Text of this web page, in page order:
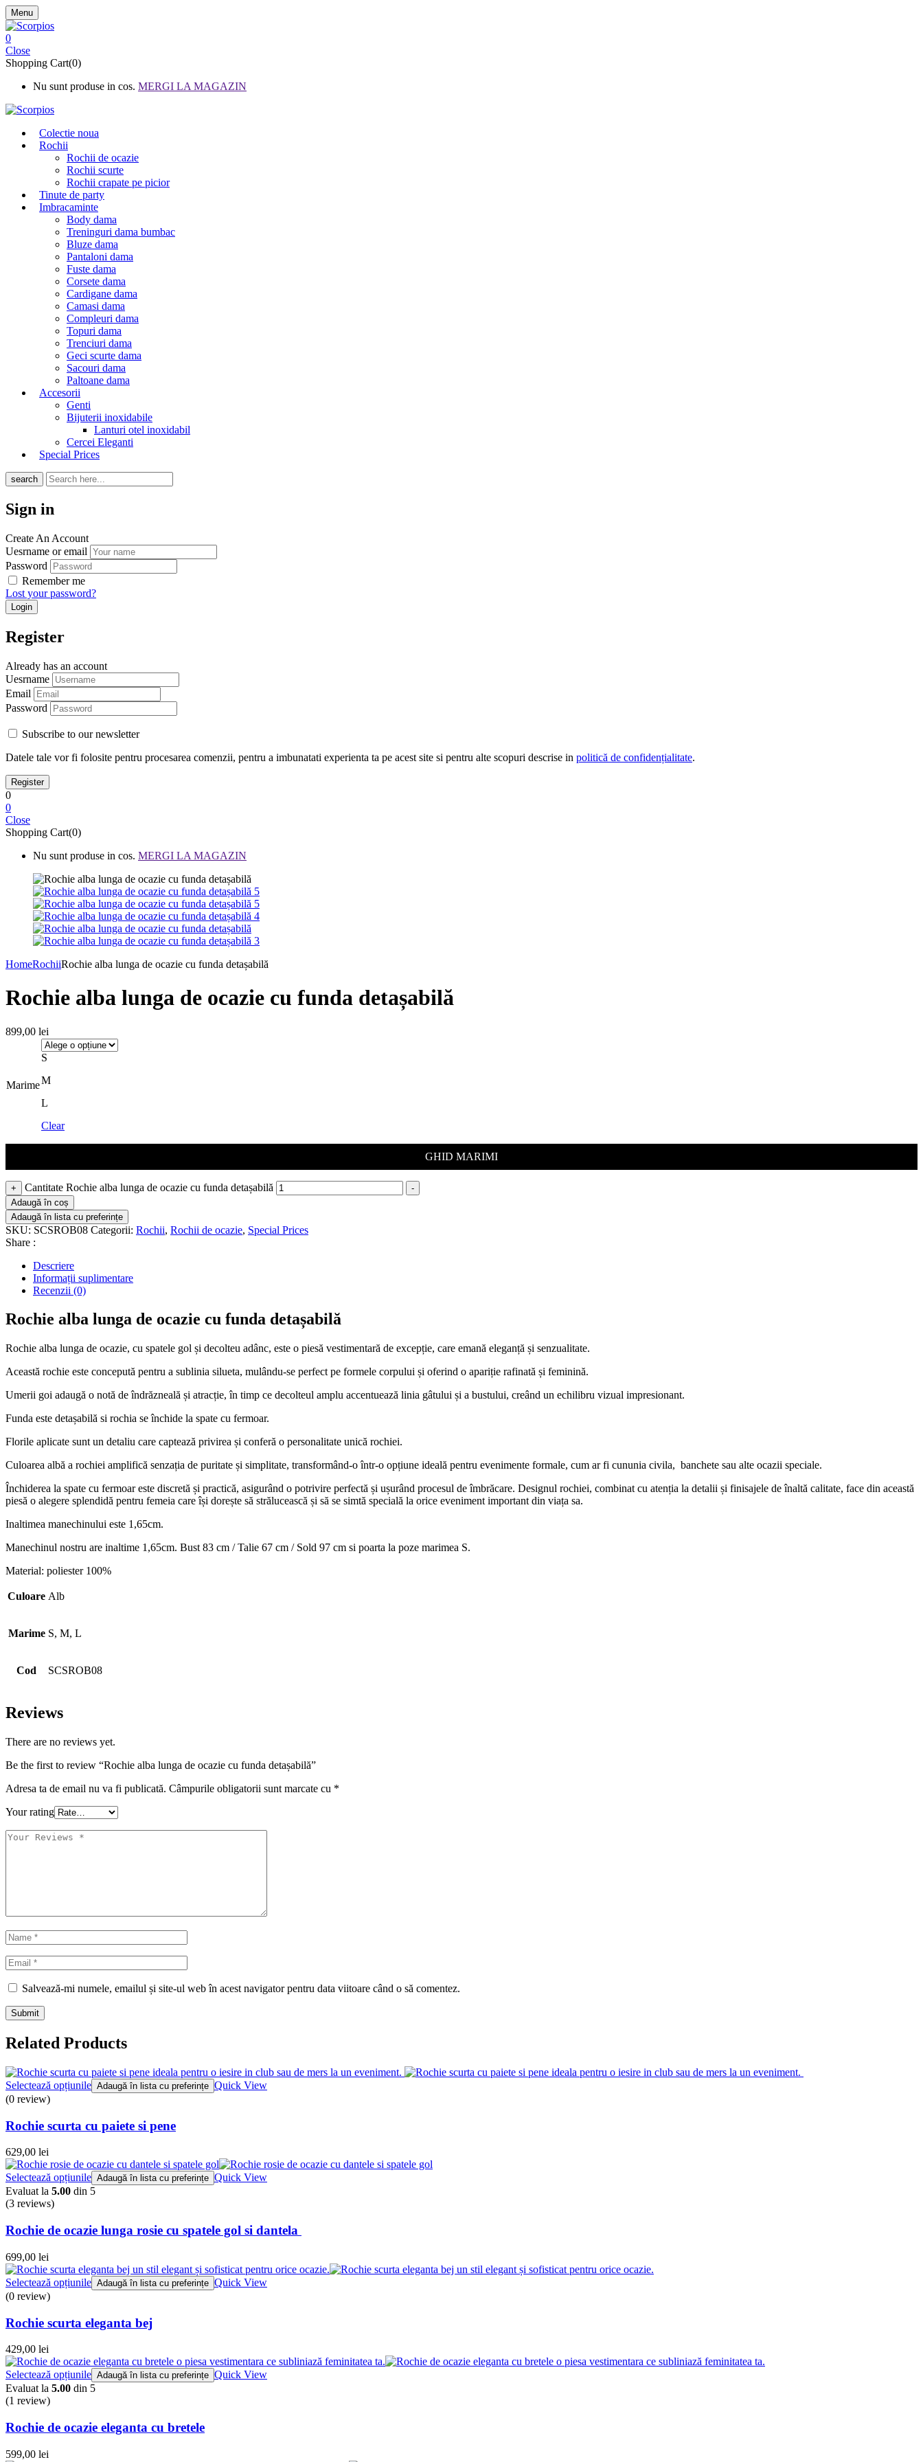
Menu
0
Close
Shopping Cart(0)
Nu sunt produse in cos. MERGI LA MAGAZIN
Colectie noua
Rochii
Rochii de ocazie
Rochii scurte
Rochii crapate pe picior
Tinute de party
Imbracaminte
Body dama
Treninguri dama bumbac
Bluze dama
Pantaloni dama
Fuste dama
Corsete dama
Cardigane dama
Camasi dama
Compleuri dama
Topuri dama
Trenciuri dama
Geci scurte dama
Sacouri dama
Paltoane dama
Accesorii
Genti
Bijuterii inoxidabile
Lanturi otel inoxidabil
Cercei Eleganti
Special Prices
search
Sign in
Create An Account
Uesrname or email
Password
Remember me
Lost your password?
Register
Already has an account
Uesrname
Email
Password
Subscribe to our newsletter
Datele tale vor fi folosite pentru procesarea comenzii, pentru a imbunatati experienta ta pe acest site si pentru alte scopuri descrise in politică de confidențialitate.
0
0
Close
Shopping Cart(0)
Nu sunt produse in cos. MERGI LA MAGAZIN
HomeRochiiRochie alba lunga de ocazie cu funda detașabilă
Rochie alba lunga de ocazie cu funda detașabilă
899,00 lei
Marime
S
M
L
Clear
GHID MARIMI
+ Cantitate Rochie alba lunga de ocazie cu funda detașabilă
-
Adaugă în coș
Adaugă în lista cu preferințe
SKU: SCSROB08 Categorii: Rochii, Rochii de ocazie, Special Prices
Share :
Descriere
Informații suplimentare
Recenzii (0)
Rochie alba lunga de ocazie cu funda detașabilă
Rochie alba lunga de ocazie, cu spatele gol și decolteu adânc, este o piesă vestimentară de excepție, care emană eleganță și senzualitate.
Această rochie este concepută pentru a sublinia silueta, mulându-se perfect pe formele corpului și oferind o apariție rafinată și feminină.
Umerii goi adaugă o notă de îndrăzneală și atracție, în timp ce decolteul amplu accentuează linia gâtului și a bustului, creând un echilibru vizual impresionant.
Funda este detașabilă si rochia se închide la spate cu fermoar.
Florile aplicate sunt un detaliu care captează privirea și conferă o personalitate unică rochiei.
Culoarea albă a rochiei amplifică senzația de puritate și simplitate, transformând-o într-o opțiune ideală pentru evenimente formale, cum ar fi cununia civila, banchete sau alte ocazii speciale.
Închiderea la spate cu fermoar este discretă și practică, asigurând o potrivire perfectă și ușurând procesul de îmbrăcare. Designul rochiei, combinat cu atenția la detalii și finisajele de înaltă calitate, face din această
piesă o alegere splendidă pentru femeia care își dorește să strălucească și să se simtă specială la orice eveniment important din viața sa.
Inaltimea manechinului este 1,65cm.
Manechinul nostru are inaltime 1,65cm. Bust 83 cm / Talie 67 cm / Sold 97 cm si poarta la poze marimea S.
Material: poliester 100%
Culoare Alb
Marime S, M, L
Cod SCSROB08
Reviews
There are no reviews yet.
Be the first to review “Rochie alba lunga de ocazie cu funda detașabilă”
Adresa ta de email nu va fi publicată. Câmpurile obligatorii sunt marcate cu *
Your rating
Salvează-mi numele, emailul și site-ul web în acest navigator pentru data viitoare când o să comentez.
Related Products
Selectează opțiunile Adaugă în lista cu preferințe Quick View
(0 review)
Rochie scurta cu paiete si pene
629,00 lei
Selectează opțiunile Adaugă în lista cu preferințe Quick View
Evaluat la 5.00 din 5
(3 reviews)
Rochie de ocazie lunga rosie cu spatele gol si dantela
699,00 lei
Selectează opțiunile Adaugă în lista cu preferințe Quick View
(0 review)
Rochie scurta eleganta bej
429,00 lei
Selectează opțiunile Adaugă în lista cu preferințe Quick View
Evaluat la 5.00 din 5
(1 review)
Rochie de ocazie eleganta cu bretele
599,00 lei